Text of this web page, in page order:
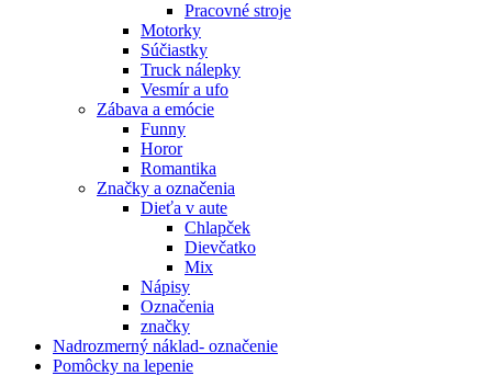
Pracovné stroje
Motorky
Súčiastky
Truck nálepky
Vesmír a ufo
Zábava a emócie
Funny
Horor
Romantika
Značky a označenia
Dieťa v aute
Chlapček
Dievčatko
Mix
Nápisy
Označenia
značky
Nadrozmerný náklad- označenie
Pomôcky na lepenie